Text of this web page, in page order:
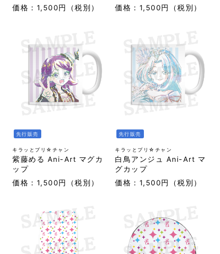
価格：1,500円（税別） 価格：1,500円（税別）
キラッとプリ☆チャン
紫藤める Ani-Art マグカ
ップ
先行販売
価格：1,500円（税別）
キラッとプリ☆チャン
白鳥アンジュ Ani-Art マ
グカップ
先行販売
価格：1,500円（税別）